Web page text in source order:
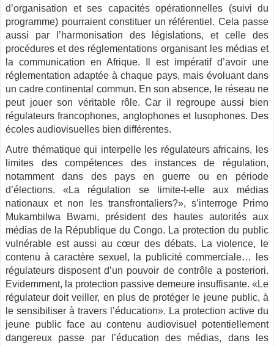
d’organisation et ses capacités opérationnelles (suivi du
programme) pourraient constituer un référentiel. Cela passe
aussi par l’harmonisation des législations, et celle des
procédures et des réglementations organisant les médias et
la communication en Afrique. Il est impératif d’avoir une
réglementation adaptée à chaque pays, mais évoluant dans
un cadre continental commun. En son absence, le réseau ne
peut jouer son véritable rôle. Car il regroupe aussi bien
régulateurs francophones, anglophones et lusophones. Des
écoles audiovisuelles bien différentes.
Autre thématique qui interpelle les régulateurs africains, les
limites des compétences des instances de régulation,
notamment dans des pays en guerre ou en période
d’élections. «La régulation se limite-t-elle aux médias
nationaux et non les transfrontaliers?», s’interroge Primo
Mukambilwa Bwami, président des hautes autorités aux
médias de la République du Congo. La protection du public
vulnérable est aussi au cœur des débats. La violence, le
contenu à caractère sexuel, la publicité commerciale… les
régulateurs disposent d’un pouvoir de contrôle a posteriori.
Evidemment, la protection passive demeure insuffisante. «Le
régulateur doit veiller, en plus de protéger le jeune public, à
le sensibiliser à travers l’éducation». La protection active du
jeune public face au contenu audiovisuel potentiellement
dangereux passe par l’éducation des médias, dans les